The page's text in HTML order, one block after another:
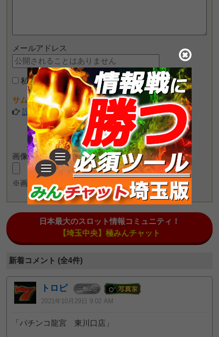
メールアドレス
私はロボットではありません
サムネイル画像が設定できるようになりました♪
設定してみる
画像をアップロード
※画像長押しで一度に4枚まで投稿可能
日本最大のスロット情報コミュニティ！
【埼玉中央】極みんチャット
新着コメント (全4件)
トロピ 一般2位
2021年10月29日 9:02 AM
「パチンコ龍宮 東川口店」